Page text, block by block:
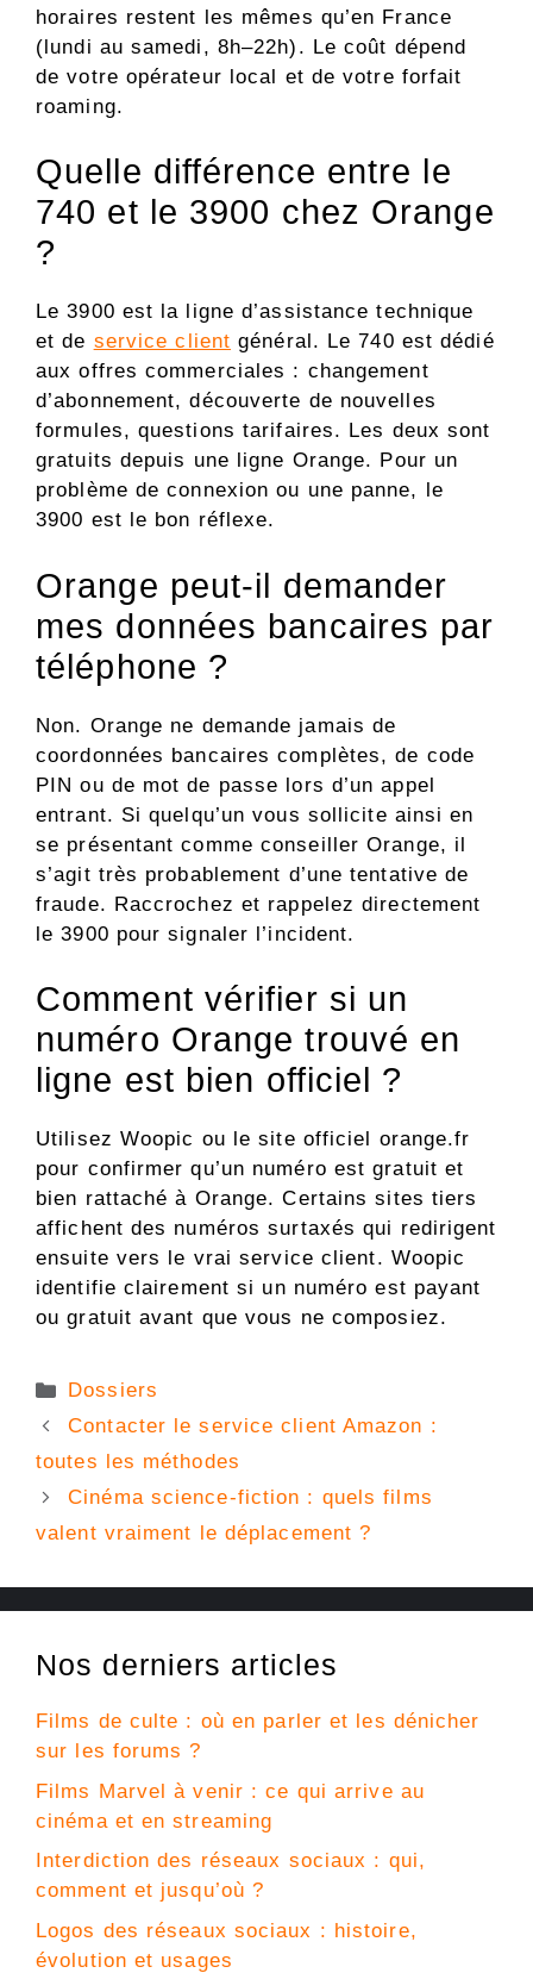
horaires restent les mêmes qu’en France
(lundi au samedi, 8h–22h). Le coût dépend
de votre opérateur local et de votre forfait
roaming.
Quelle différence entre le
740 et le 3900 chez Orange
?
Le 3900 est la ligne d’assistance technique
et de service client général. Le 740 est dédié
aux offres commerciales : changement
d’abonnement, découverte de nouvelles
formules, questions tarifaires. Les deux sont
gratuits depuis une ligne Orange. Pour un
problème de connexion ou une panne, le
3900 est le bon réflexe.
Orange peut-il demander
mes données bancaires par
téléphone ?
Non. Orange ne demande jamais de
coordonnées bancaires complètes, de code
PIN ou de mot de passe lors d’un appel
entrant. Si quelqu’un vous sollicite ainsi en
se présentant comme conseiller Orange, il
s’agit très probablement d’une tentative de
fraude. Raccrochez et rappelez directement
le 3900 pour signaler l’incident.
Comment vérifier si un
numéro Orange trouvé en
ligne est bien officiel ?
Utilisez Woopic ou le site officiel orange.fr
pour confirmer qu’un numéro est gratuit et
bien rattaché à Orange. Certains sites tiers
affichent des numéros surtaxés qui redirigent
ensuite vers le vrai service client. Woopic
identifie clairement si un numéro est payant
ou gratuit avant que vous ne composiez.
Catégories
Dossiers
Contacter le service client Amazon :
toutes les méthodes
Cinéma science-fiction : quels films
valent vraiment le déplacement ?
Nos derniers articles
Films de culte : où en parler et les dénicher
sur les forums ?
Films Marvel à venir : ce qui arrive au
cinéma et en streaming
Interdiction des réseaux sociaux : qui,
comment et jusqu’où ?
Logos des réseaux sociaux : histoire,
évolution et usages